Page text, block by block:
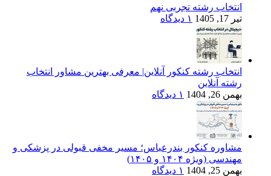
انتخاب رشته تجربی نهم
تیر 17, 1405
۱ دیدگاه
انتخاب رشته کنکور آنلاین| معرفی بهترین مشاور انتخاب
رشته آنلاین
بهمن 26, 1404
۱ دیدگاه
مشاوره کنکور بندرعباس؛ مسیر مخفی قبولی در پزشکی و
مهندسی (ویژه ۱۴۰۴ و ۱۴۰۵)
بهمن 25, 1404
۱ دیدگاه